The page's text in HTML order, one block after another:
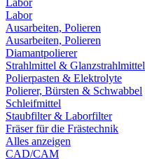
Labor
Labor
Ausarbeiten, Polieren
Ausarbeiten, Polieren
Diamantpolierer
Strahlmittel & Glanzstrahlmittel
Polierpasten & Elektrolyte
Polierer, Bürsten & Schwabbel
Schleifmittel
Staubfilter & Laborfilter
Fräser für die Frästechnik
Alles anzeigen
CAD/CAM